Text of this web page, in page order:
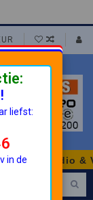
Audio &
liefst:
in de